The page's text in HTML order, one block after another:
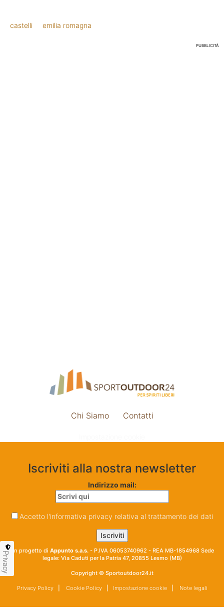
castelli emilia romagna
PUBBLICITÀ
Chi Siamo Contatti
Iscriviti alla nostra newsletter
Indirizzo mail:
Accetto l'informativa privacy relativa al trattamento dei dati
Un progetto di Appunto s.a.s. - P.IVA 06053740962 - REA MB-1854968 Sede
legale: Via Caduti per la Patria 47, 20855 Lesmo (MB)
Copyright © Sportoutdoor24.it
Privacy Policy| Cookie Policy| Impostazione cookie| Note legali
Privacy